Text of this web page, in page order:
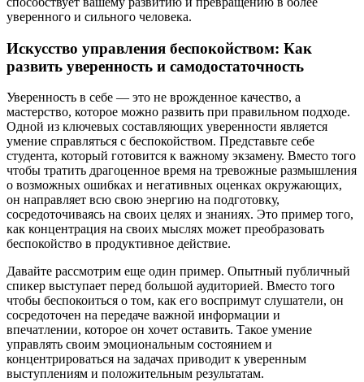
уверенного и сильного человека.
Искусство управления беспокойством: Как
развить уверенность и самодостаточность
Уверенность в себе — это не врожденное качество, а
мастерство, которое можно развить при правильном подходе.
Одной из ключевых составляющих уверенности является
умение справляться с беспокойством. Представьте себе
студента, который готовится к важному экзамену. Вместо того
чтобы тратить драгоценное время на тревожные размышления
о возможных ошибках и негативных оценках окружающих,
он направляет всю свою энергию на подготовку,
сосредоточиваясь на своих целях и знаниях. Это пример того,
как концентрация на своих мыслях может преобразовать
беспокойство в продуктивное действие.
Давайте рассмотрим еще один пример. Опытный публичный
спикер выступает перед большой аудиторией. Вместо того
чтобы беспокоиться о том, как его воспримут слушатели, он
сосредоточен на передаче важной информации и
впечатлении, которое он хочет оставить. Такое умение
управлять своим эмоциональным состоянием и
концентрироваться на задачах приводит к уверенным
выступлениям и положительным результатам.